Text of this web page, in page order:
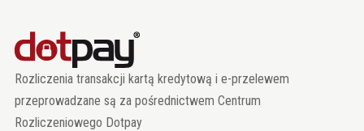
Rozliczenia transakcji kartą kredytową i e-przelewem
przeprowadzane są za pośrednictwem Centrum
Rozliczeniowego Dotpay